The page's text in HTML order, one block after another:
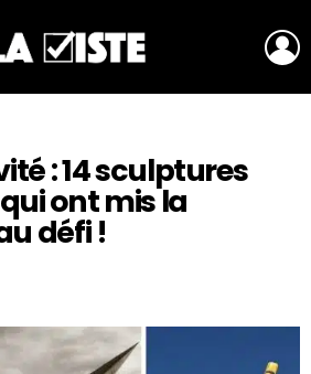
: 14 sculptures
ont mis la
défi !